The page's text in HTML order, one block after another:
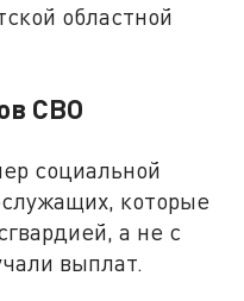
областной
СВО
социальной
которые
а не с
выплат.